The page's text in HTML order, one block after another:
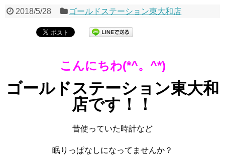
2018/5/28 ゴールドステーション東大和店
こんにちわ(*^。^*)
ゴールドステーション東大和
店です！！
昔使っていた時計など
眠りっぱなしになってませんか？